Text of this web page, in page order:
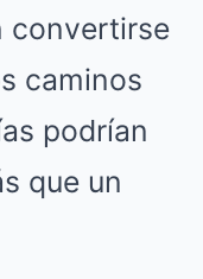
convertirse
caminos
podrían
que un